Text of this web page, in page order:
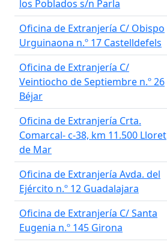
los Poblados s/n Parla
Oficina de Extranjería C/ Obispo
Urguinaona n.º 17 Castelldefels
Oficina de Extranjería C/
Veintiocho de Septiembre n.º 26
Béjar
Oficina de Extranjería Crta.
Comarcal- c-38, km 11.500 Lloret
de Mar
Oficina de Extranjería Avda. del
Ejército n.º 12 Guadalajara
Oficina de Extranjería C/ Santa
Eugenia n.º 145 Girona